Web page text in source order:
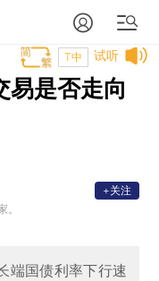
试听
T中
易是否走向
。
+关注
端国债利率下行速